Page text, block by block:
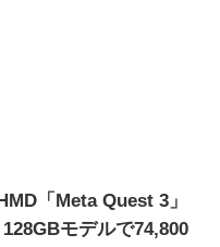
「Meta Quest 3」
モデルで74,800